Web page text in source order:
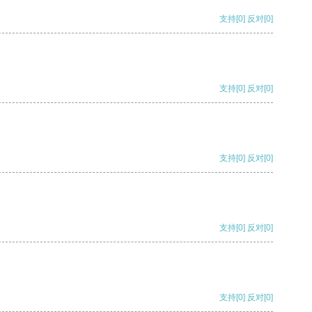
支持[0] 反对[0]
支持[0] 反对[0]
支持[0] 反对[0]
支持[0] 反对[0]
支持[0] 反对[0]